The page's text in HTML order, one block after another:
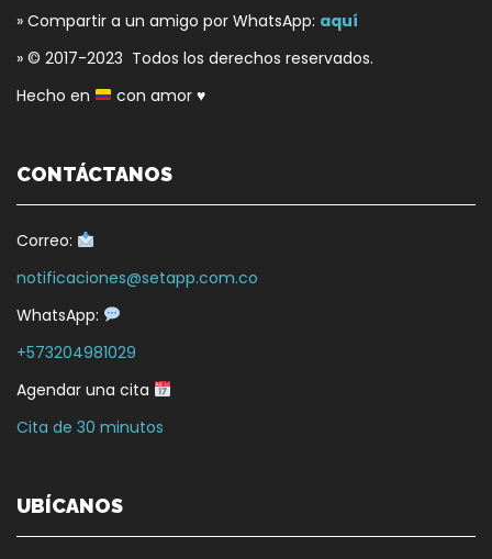
» Compartir a un amigo por WhatsApp: aquí
» © 2017-2023 Todos los derechos reservados.
Hecho en
con amor ♥
CONTÁCTANOS
Correo:
notificaciones@setapp.com.co
WhatsApp:
+573204981029
Agendar una cita
Cita de 30 minutos
UBÍCANOS